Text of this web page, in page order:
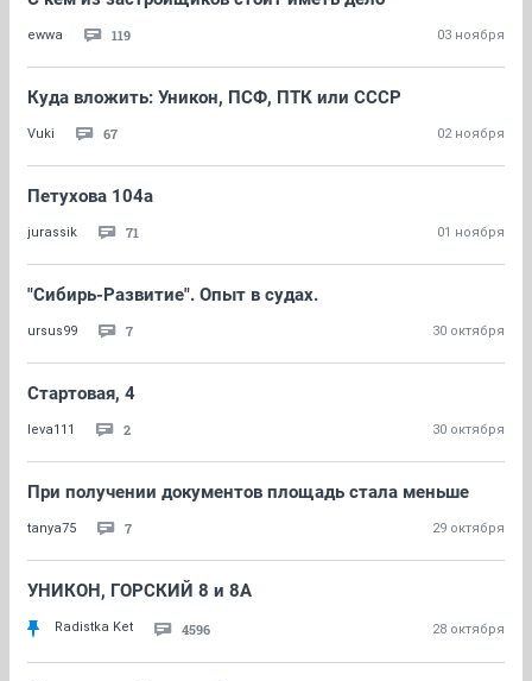
ewwa 119 03 ноября
Куда вложить: Уникон, ПСФ, ПТК или СССР
Vuki 67 02 ноября
Петухова 104а
jurassik 71 01 ноября
"Сибирь-Развитие". Опыт в судах.
ursus99 7 30 октября
Стартовая, 4
leva111 2 30 октября
При получении документов площадь стала меньше
tanya75 7 29 октября
УНИКОН, ГОРСКИЙ 8 и 8А
Radistka Ket 4596 28 октября